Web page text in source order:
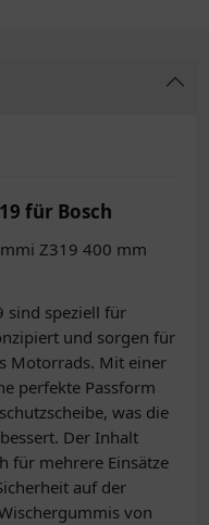
für Bosch
Z319 400 mm
sind speziell für
und sorgen für
Motorrads. Mit einer
perfekte Passform
was die
Der Inhalt
für mehrere Einsätze
auf der
von